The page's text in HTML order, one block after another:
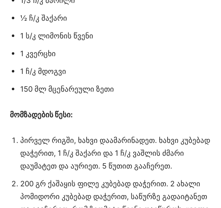
½ ჩ/კ შაქარი
1 ს/კ ლიმონის წვენი
1 კვერცხი
1 ჩ/კ მდოგვი
150 მლ მცენარეული ზეთი
მომზადების წესი:
პირველ რიგში, ხახვი დაამარინადეთ. ხახვი კუბებად
დაჭერით, 1 ჩ/კ შაქარი და 1 ჩ/კ ვაშლის ძმარი
დაუმატეთ და აურიეთ. 5 წუთით გააჩერეთ.
200 გრ ქაშაყის ფილე კუბებად დაჭერით. 2 ახალი
პომიდორი კუბებად დაჭერით, საწურზე გადაიტანეთ